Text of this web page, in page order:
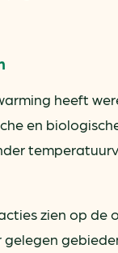
heeft
en
zien op de